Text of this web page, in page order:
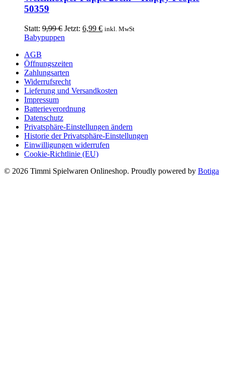
mehrere
Varianten
Die
Optionen
der
Produktseite
gewählt
werden
50359
Statt: 9,99€ Ursprünglicher
Preis
Jetzt: 6,99 €Aktueller
inkl. MwSt
Babypuppen
AGB
Öffnungszeiten
Zahlungsarten
Widerrufsrecht
Lieferung und Versandkosten
Impressum
Batterieverordnung
Datenschutz
Privatsphäre-Einstellungen ändern
Historie der Privatsphäre-Einstellungen
Einwilligungen widerrufen
Cookie-Richtlinie (EU)
© 2026 Timmi Spielwaren Onlineshop. Proudly powered by Botiga